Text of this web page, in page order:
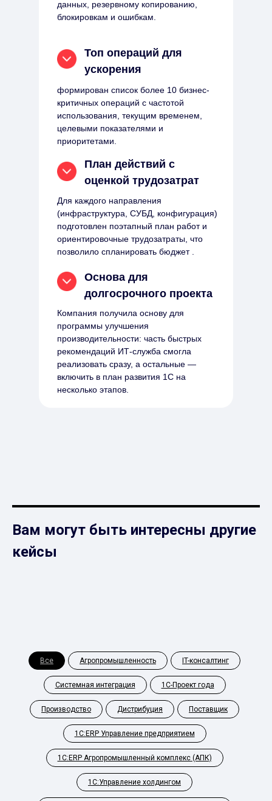
данных, резервному копированию,
блокировкам и ошибкам.
Топ операций для
ускорения
формирован список более 10 бизнес-
критичных операций с частотой
использования, текущим временем,
целевыми показателями и
приоритетами.
План действий с
оценкой трудозатрат
Для каждого направления
(инфраструктура, СУБД, конфигурация)
подготовлен поэтапный план работ и
ориентировочные трудозатраты, что
позволило спланировать бюджет .
Основа для
долгосрочного проекта
Компания получила основу для
программы улучшения
производительности: часть быстрых
рекомендаций ИТ-служба смогла
реализовать сразу, а остальные —
включить в план развития 1С на
несколько этапов.
Вам могут быть интересны другие
кейсы
Все Агропромышленность IT-консалтинг
Системная интеграция 1С-Проект года
Производство Дистрибуция Поставщик
1С:ERP Управление предприятием
1С:ERP Агропромышленный комплекс (АПК)
1С:Управление холдингом